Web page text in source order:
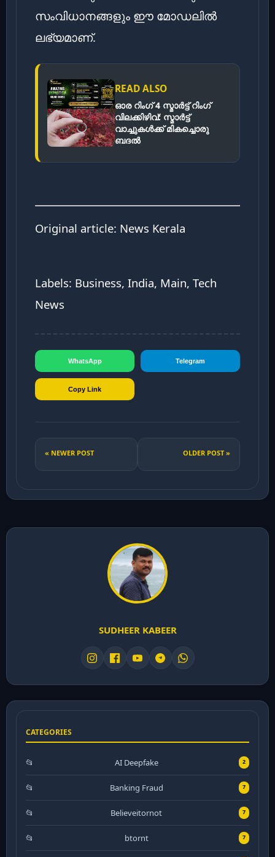
സംവിധാനങ്ങളും ഈ മോഡലിൽ
ലഭ്യമാണ്.
READ ALSO
ഓര റിംഗ് 4 സ്മാർട്ട് റിംഗ്
വിലക്കിഴിവ്: സ്മാർട്ട്
വാച്ചുകൾക്ക് മികച്ചൊരു
ബദൽ
Original article: News Kerala
Labels: Business, India, Main, Tech
News
WhatsApp Telegram
Copy Link
« NEWER POST OLDER POST »
SUDHEER KABEER
CATEGORIES
AI Deepfake 2
Banking Fraud 7
Believeitornot 7
btornt 7